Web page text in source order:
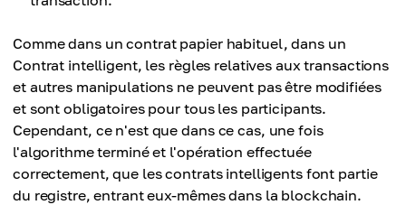
Comme dans un contrat papier habituel, dans un
Contrat intelligent, les règles relatives aux transactions
et autres manipulations ne peuvent pas être modifiées
et sont obligatoires pour tous les participants.
Cependant, ce n'est que dans ce cas, une fois
l'algorithme terminé et l'opération effectuée
correctement, que les contrats intelligents font partie
du registre, entrant eux-mêmes dans la blockchain.